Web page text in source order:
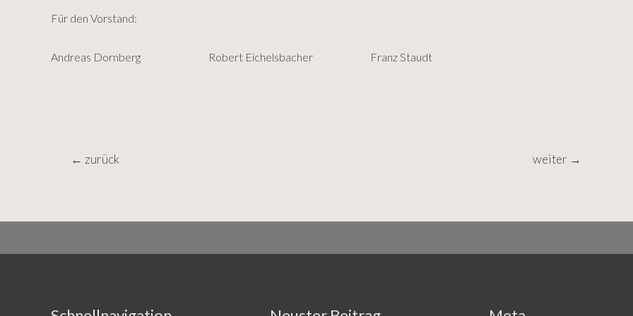
Für den Vorstand:
Andreas Dornberg Robert Eichelsbacher Franz Staudt
Beitragsnavigation
← zurück weiter →